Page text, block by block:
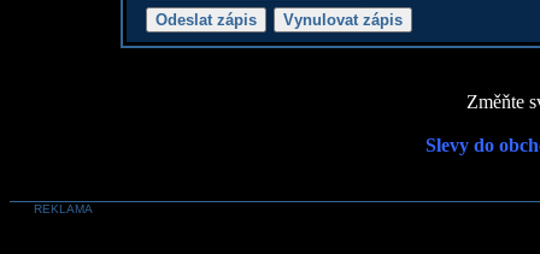
Změňte
Slevy do
REKLAMA